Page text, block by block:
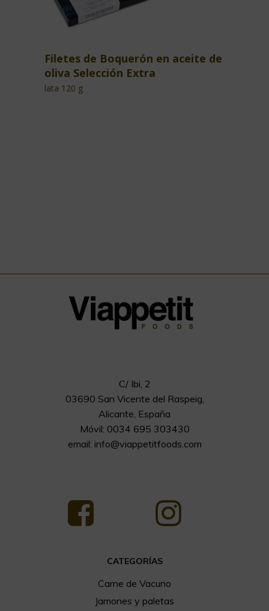
Filetes de Boquerón en aceite de
oliva Selección Extra
lata 120 g
C/ Ibi, 2
03690 San Vicente del Raspeig,
Alicante, España
Móvil: 0034 695 303430
email: info@viappetitfoods.com
CATEGORÍAS
Carne de Vacuno
Jamones y paletas